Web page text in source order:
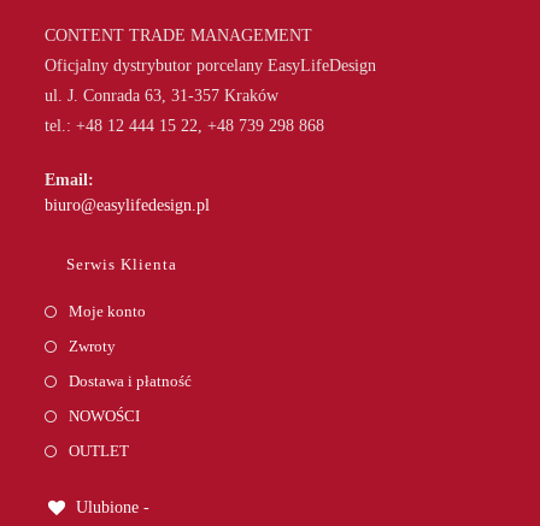
CONTENT TRADE MANAGEMENT
Oficjalny dystrybutor porcelany EasyLifeDesign
ul. J. Conrada 63, 31-357 Kraków
tel.: +48 12 444 15 22, +48 739 298 868
Email:
biuro@easylifedesign.pl
Serwis Klienta
Moje konto
Zwroty
Dostawa i płatność
NOWOŚCI
OUTLET
Ulubione -